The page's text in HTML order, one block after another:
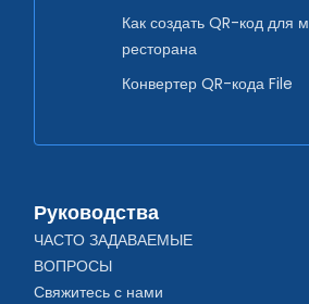
Как создать QR-код для
ресторана
Конвертер QR-кода File
Руководства
ЧАСТО ЗАДАВАЕМЫЕ
ВОПРОСЫ
Свяжитесь с нами